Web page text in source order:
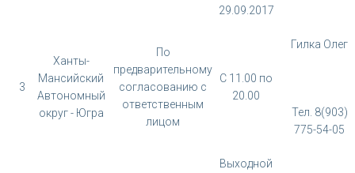
3
Ханты-
Мансийский
Автономный
округ - Югра
По
предварительному
согласованию с
ответственным
лицом
29.09.2017
С 11.00 по
20.00
Выходной
Гилка Олег
Тел. 8(903)
775-54-05